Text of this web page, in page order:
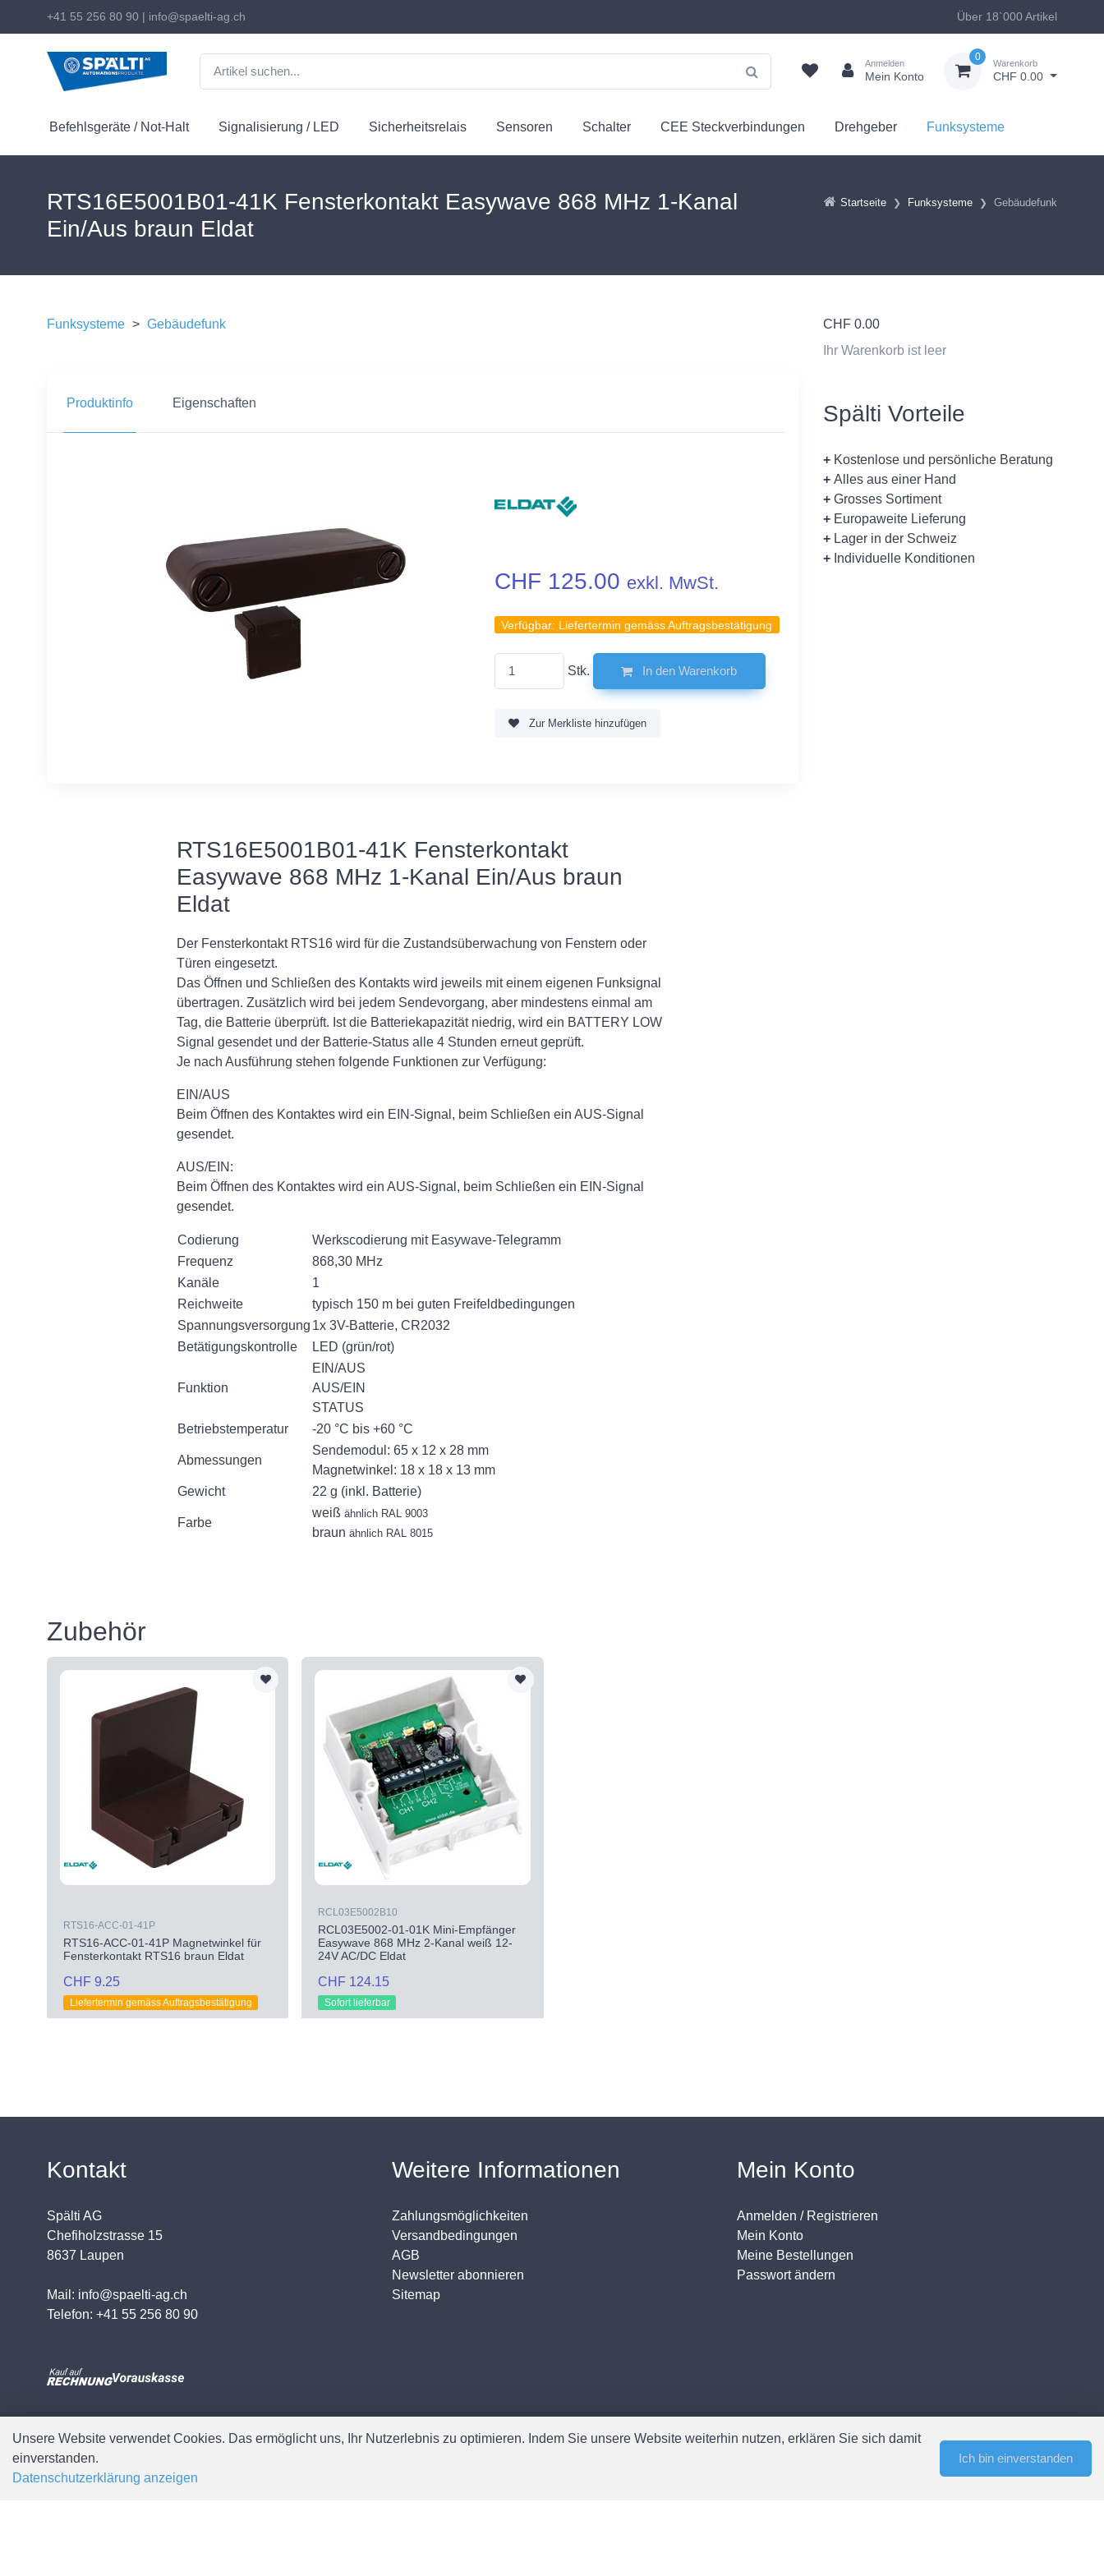
+41 55 256 80 90 | info@spaelti-ag.ch Über 18`000 Artikel
Anmelden
Mein Konto
0
Warenkorb
CHF 0.00
Befehlsgeräte / Not-Halt Signalisierung / LED Sicherheitsrelais Sensoren Schalter CEE Steckverbindungen Drehgeber Funksysteme
Startseite Funksysteme Gebäudefunk
RTS16E5001B01-41K Fensterkontakt Easywave 868 MHz 1-Kanal
Ein/Aus braun Eldat
Funksysteme > Gebäudefunk
Produktinfo Eigenschaften
CHF 125.00 exkl. MwSt.
Verfügbar: Liefertermin gemäss Auftragsbestätigung
Stk. In den Warenkorb
Zur Merkliste hinzufügen
RTS16E5001B01-41K Fensterkontakt
Easywave 868 MHz 1-Kanal Ein/Aus braun
Eldat
Der Fensterkontakt RTS16 wird für die Zustandsüberwachung von Fenstern oder
Türen eingesetzt.
Das Öffnen und Schließen des Kontakts wird jeweils mit einem eigenen Funksignal
übertragen. Zusätzlich wird bei jedem Sendevorgang, aber mindestens einmal am
Tag, die Batterie überprüft. Ist die Batteriekapazität niedrig, wird ein BATTERY LOW
Signal gesendet und der Batterie-Status alle 4 Stunden erneut geprüft.
Je nach Ausführung stehen folgende Funktionen zur Verfügung:
EIN/AUS
Beim Öffnen des Kontaktes wird ein EIN-Signal, beim Schließen ein AUS-Signal
gesendet.
AUS/EIN:
Beim Öffnen des Kontaktes wird ein AUS-Signal, beim Schließen ein EIN-Signal
gesendet.
Codierung
Werkscodierung mit Easywave-Telegramm
Frequenz
868,30 MHz
Kanäle
1
Reichweite
typisch 150 m bei guten Freifeldbedingungen
Spannungsversorgung 1x 3V-Batterie, CR2032
Betätigungskontrolle
LED (grün/rot)
Funktion
EIN/AUS
AUS/EIN
STATUS
Betriebstemperatur
-20 °C bis +60 °C
Abmessungen
Sendemodul: 65 x 12 x 28 mm
Magnetwinkel: 18 x 18 x 13 mm
Gewicht
22 g (inkl. Batterie)
Farbe
weiß ähnlich RAL 9003
braun ähnlich RAL 8015
Zubehör
RTS16-ACC-01-41P
RTS16-ACC-01-41P Magnetwinkel für
Fensterkontakt RTS16 braun Eldat
CHF 9.25
Liefertermin gemäss Auftragsbestätigung
RCL03E5002B10
RCL03E5002-01-01K Mini-Empfänger
Easywave 868 MHz 2-Kanal weiß 12-
24V AC/DC Eldat
CHF 124.15
Sofort lieferbar
CHF 0.00
Ihr Warenkorb ist leer
Spälti Vorteile
+ Kostenlose und persönliche Beratung
+ Alles aus einer Hand
+ Grosses Sortiment
+ Europaweite Lieferung
+ Lager in der Schweiz
+ Individuelle Konditionen
Kontakt
Spälti AG
Chefiholzstrasse 15
8637 Laupen
Mail: info@spaelti-ag.ch
Telefon: +41 55 256 80 90
Weitere Informationen
Zahlungsmöglichkeiten
Versandbedingungen
AGB
Newsletter abonnieren
Sitemap
Mein Konto
Anmelden / Registrieren
Mein Konto
Meine Bestellungen
Passwort ändern
© Copyright Spälti AG - Alle Rechte vorbehalten
Unsere Website verwendet Cookies. Das ermöglicht uns, Ihr Nutzerlebnis zu optimieren. Indem Sie unsere Website weiterhin nutzen, erklären Sie sich damit
einverstanden.
Datenschutzerklärung anzeigen
Ich bin einverstanden